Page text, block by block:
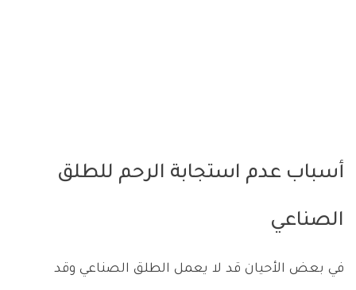
أسباب عدم استجابة الرحم للطلق
الصناعي
في بعض الأحيان قد لا يعمل الطلق الصناعي وقد